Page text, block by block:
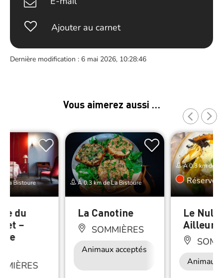
Ajouter au carnet
Dernière modification : 6 mai 2026, 10:28:46
Vous aimerez aussi …
La Bistoure
du
–
À 0.3 km de La Bistoure
La Canotine
SOMMIÈRES
Animaux acceptés
À 0.3 km de
Réserver
Le
Ailleurs
Animaux